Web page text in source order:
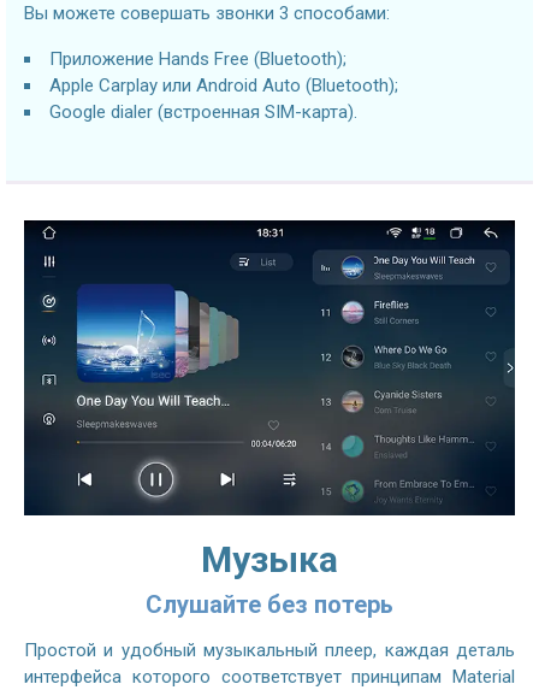
Вы можете совершать звонки 3 способами:
Приложение Hands Free (Bluetooth);
Apple Carplay или Android Auto (Bluetooth);
Google dialer (встроенная SIM-карта).
Музыка
Слушайте без потерь
Простой и удобный музыкальный плеер, каждая деталь
интерфейса которого соответствует принципам Material